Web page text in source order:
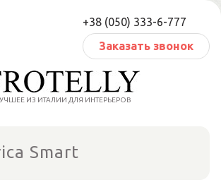
+38 (050) 333-6-777
Заказать звонок
ИЗ ИТАЛИИ ДЛЯ ИНТЕРЬЕРОВ
Smart